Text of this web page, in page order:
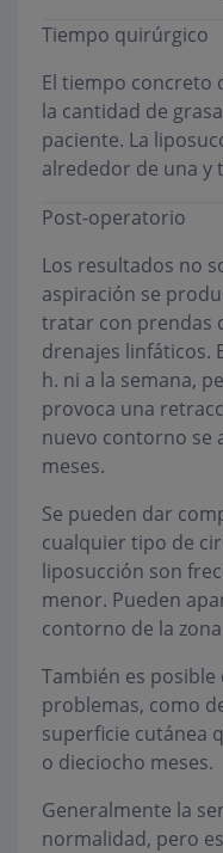
Tiempo quirúrgico
El tiempo concreto
la cantidad de
paciente. La
alrededor de una y
Post-operatorio
Los resultados no
aspiración se
tratar con prendas
drenajes linfáticos.
h. ni a la semana,
provoca una
nuevo contorno se
meses.
Se pueden dar
cualquier tipo de
liposucción son
menor. Pueden
contorno de la
También es
problemas, como
superficie cutánea
o dieciocho meses.
Generalmente la
normalidad, pero